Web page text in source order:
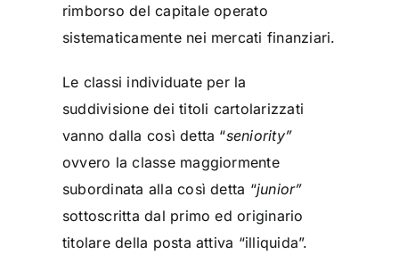
rimborso del capitale operato
sistematicamente nei mercati finanziari.
Le classi individuate per la
suddivisione dei titoli cartolarizzati
vanno dalla così detta “seniority”
ovvero la classe maggiormente
subordinata alla così detta “junior”
sottoscritta dal primo ed originario
titolare della posta attiva “illiquida”.